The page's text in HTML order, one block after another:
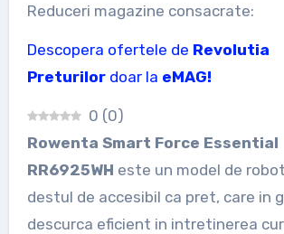
Reduceri magazine consacrate:
Descopera ofertele de Revolutia
Preturilor doar la eMAG!
0 (0)
Rowenta Smart Force Essential
RR6925WH este un model de
destul de accesibil ca pret, care in
descurca eficient in intretinerea